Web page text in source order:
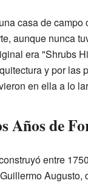
casa de
aunque nunca
era "Shrubs
y por las
en ella a lo
Años de
entre
Augusto,